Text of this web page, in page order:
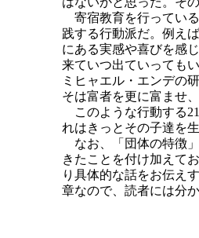
寄宿教育を行ってい
践する行動派だ。例え
にある実感や喜びを感
来ていつ出ていっても
ミヒャエル・エンデの
そは富者を更に富ませ
このような行動する
れはきっとその子達を
なお、「団体の特徴
きたことを付け加えて
り具体的な話をお伝え
章なので、読者には分